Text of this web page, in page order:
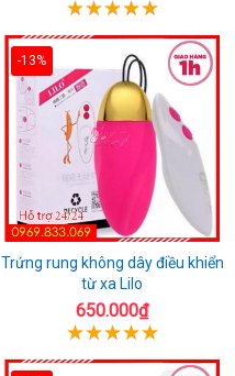
-13%
Trứng rung không dây điều khiển
từ xa Lilo
650.000₫